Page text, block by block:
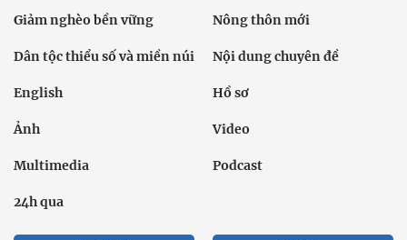
Giảm nghèo bền vững Nông thôn mới
Dân tộc thiểu số và miền núi Nội dung chuyên đề
English Hồ sơ
Ảnh Video
Multimedia Podcast
24h qua